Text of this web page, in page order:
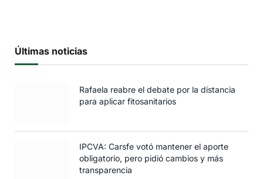
Últimas noticias
Rafaela reabre el debate por la distancia
para aplicar fitosanitarios
IPCVA: Carsfe votó mantener el aporte
obligatorio, pero pidió cambios y más
transparencia